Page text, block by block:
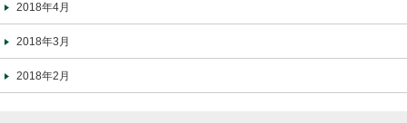
2018年4月
2018年3月
2018年2月